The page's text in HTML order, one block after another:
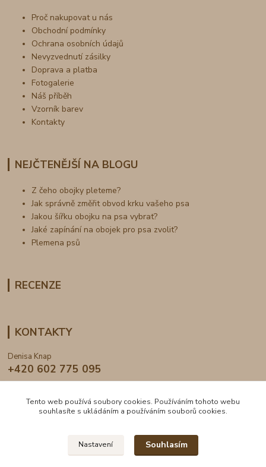
Proč nakupovat u nás
Obchodní podmínky
Ochrana osobních údajů
Nevyzvednutí zásilky
Doprava a platba
Fotogalerie
Náš příběh
Vzorník barev
Kontakty
NEJČTENĚJŠÍ NA BLOGU
Z čeho obojky pleteme?
Jak správně změřit obvod krku vašeho psa
Jakou šířku obojku na psa vybrat?
Jaké zapínání na obojek pro psa zvolit?
Plemena psů
RECENZE
KONTAKTY
Denisa Knap
+420 602 775 095
Tento web používá soubory cookies. Používáním tohoto webu
souhlasíte s ukládáním a používáním souborů cookies.
Nastavení Souhlasím